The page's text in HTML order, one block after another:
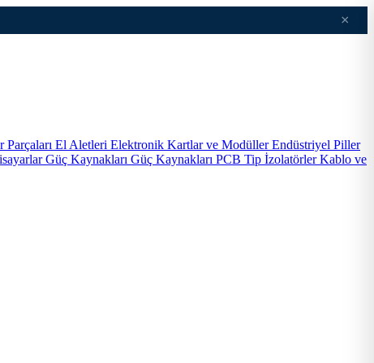
×
El Aletleri Elektronik Kartlar ve ModüllerEndüstriyel Piller
Güç Kaynakları Güç Kaynakları PCB Tip İzolatörlerKablo ve